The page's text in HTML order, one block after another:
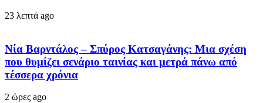
23 λεπτά ago
Νία Βαρντάλος – Σπύρος Κατσαγάνης: Μια σχέση
που θυμίζει σενάριο ταινίας και μετρά πάνω από
τέσσερα χρόνια
2 ώρες ago